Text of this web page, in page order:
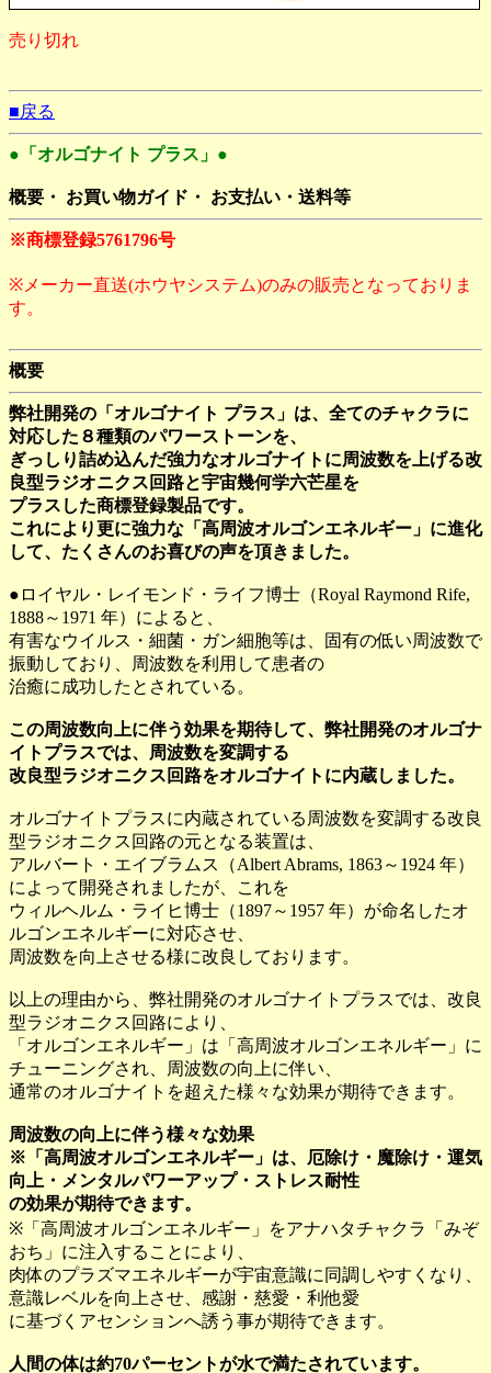
売り切れ
■戻る
●「オルゴナイト プラス」●
概要・ お買い物ガイド・ お支払い・送料等
※商標登録5761796号
※メーカー直送(ホウヤシステム)のみの販売となっておりま
す。
概要
弊社開発の「オルゴナイト プラス」は、全てのチャクラに
対応した８種類のパワーストーンを、
ぎっしり詰め込んだ強力なオルゴナイトに周波数を上げる改
良型ラジオニクス回路と宇宙幾何学六芒星を
プラスした商標登録製品です。
これにより更に強力な「高周波オルゴンエネルギー」に進化
して、たくさんのお喜びの声を頂きました。
●ロイヤル・レイモンド・ライフ博士（Royal Raymond Rife,
1888～1971 年）によると、
有害なウイルス・細菌・ガン細胞等は、固有の低い周波数で
振動しており、周波数を利用して患者の
治癒に成功したとされている。
この周波数向上に伴う効果を期待して、弊社開発のオルゴナ
イトプラスでは、周波数を変調する
改良型ラジオニクス回路をオルゴナイトに内蔵しました。
オルゴナイトプラスに内蔵されている周波数を変調する改良
型ラジオニクス回路の元となる装置は、
アルバート・エイブラムス（Albert Abrams, 1863～1924 年）
によって開発されましたが、これを
ウィルヘルム・ライヒ博士（1897～1957 年）が命名したオ
ルゴンエネルギーに対応させ、
周波数を向上させる様に改良しております。
以上の理由から、弊社開発のオルゴナイトプラスでは、改良
型ラジオニクス回路により、
「オルゴンエネルギー」は「高周波オルゴンエネルギー」に
チューニングされ、周波数の向上に伴い、
通常のオルゴナイトを超えた様々な効果が期待できます。
周波数の向上に伴う様々な効果
※「高周波オルゴンエネルギー」は、厄除け・魔除け・運気
向上・メンタルパワーアップ・ストレス耐性
の効果が期待できます。
※「高周波オルゴンエネルギー」をアナハタチャクラ「みぞ
おち」に注入することにより、
肉体のプラズマエネルギーが宇宙意識に同調しやすくなり、
意識レベルを向上させ、感謝・慈愛・利他愛
に基づくアセンションへ誘う事が期待できます。
人間の体は約70パーセントが水で満たされています。